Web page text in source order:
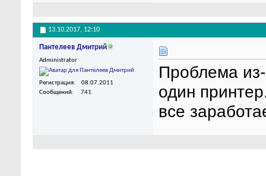
13.10.2017, 12:10
Пантелеев Дмитрий
Administrator
Регистрация
08.07.2011
Сообщений
741
Проблема
один
все